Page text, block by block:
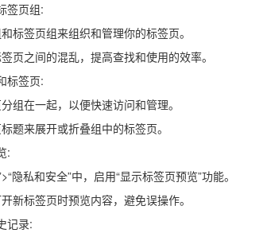
签页组:
标签页组来组织和管理你的标签页。
页之间的混乱，提高查找和使用的效率。
标签页:
组在一起，以便快速访问和管理。
题来展开或折叠组中的标签页。
:
隐私和安全”中，启用“显示标签页预览”功能。
新标签页时预览内容，避免误操作。
记录: